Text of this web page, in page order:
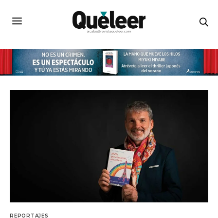
REPORTAJES